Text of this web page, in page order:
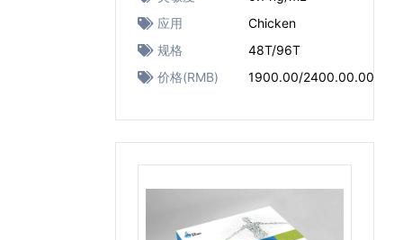
应用
Chicken
规格
48T/96T
价格(RMB)
1900.00/2400.00.00